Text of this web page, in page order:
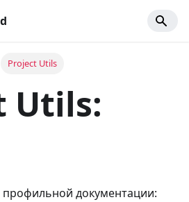
Project Utils
Utils:
профильной документации: